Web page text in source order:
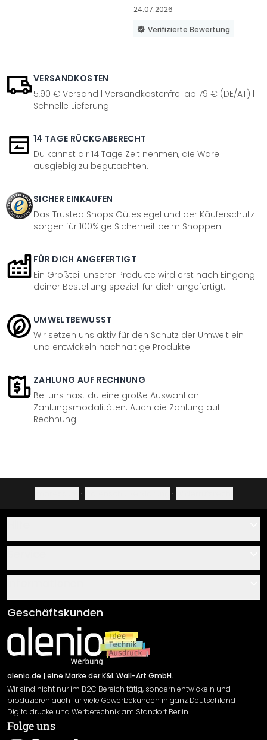
24.07.2026
Verifizierte Bewertung
VERSANDKOSTEN
5,90 € Versand | Versandkostenfrei ab 79 € (DE/AT) |
Schnelle Lieferung
14 TAGE RÜCKGABERECHT
Du kannst dir 14 Tage Zeit nehmen, die Ware
ausgiebig zu begutachten.
SICHER EINKAUFEN
Das Trusted Shops Gütesiegel und der Käuferschutz
sorgen für 100%ige Sicherheit beim Shoppen.
FÜR DICH ANGEFERTIGT
Ein Großteil unserer Produkte wird erst nach Eingang
deiner Bestellung speziell für dich angefertigt.
UMWELTBEWUSST
Wir setzen uns aktiv für den Schutz der Umwelt ein
und entwickeln nachhaltige Produkte.
ZAHLUNG AUF RECHNUNG
Bei uns hast du eine große Auswahl an
Zahlungsmodalitäten. Auch die Zahlung auf
Rechnung.
· ·
Über uns
Klebe- und Montageanleitungen
Newsletter An-/Abmeldung
Sendungsverfolgung
AGB
Impressum
Versand & Zahlung
Rücksendung
Widerrufsrecht
Datenschutzerklärung
Gewährleistung
Geschäftskunden
alenio.de | eine Marke der K&L Wall-Art GmbH.
Wir sind nicht nur im B2C Bereich tätig, sondern entwickeln und
produzieren auch für viele Gewerbekunden in ganz Deutschland
Digitaldrucke und Werbetechnik am Standort Berlin.
Folge uns